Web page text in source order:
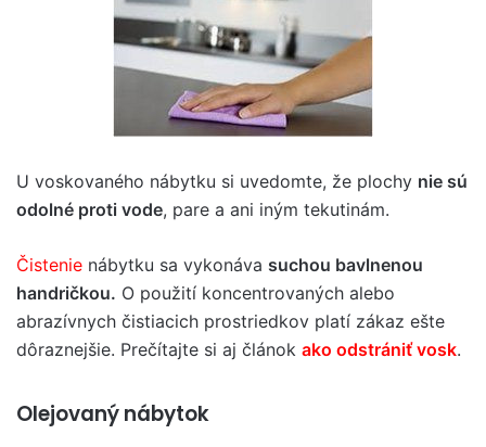
U voskovaného nábytku si uvedomte, že plochy nie sú
odolné proti vode, pare a ani iným tekutinám.
Čistenie nábytku sa vykonáva suchou bavlnenou
handričkou. O použití koncentrovaných alebo
abrazívnych čistiacich prostriedkov platí zákaz ešte
dôraznejšie. Prečítajte si aj článok ako odstrániť vosk.
Olejovaný nábytok